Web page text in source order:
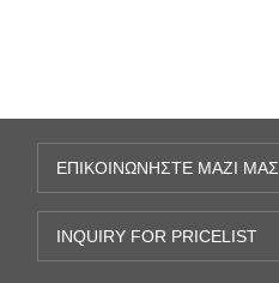
ΕΠΙΚΟΙΝΩΝΉΣΤΕ ΜΑΖΊ ΜΑΣ
INQUIRY FOR PRICELIST